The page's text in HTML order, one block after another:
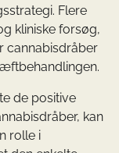
Flere
kliniske forsøg,
cannabisdråber
de positive
kan
rolle i